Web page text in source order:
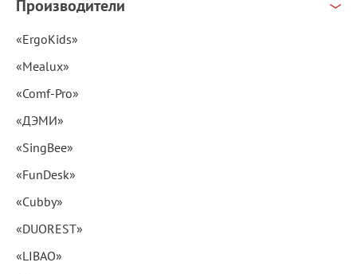
Производители
«ErgoKids»
«Mealux»
«Comf-Pro»
«ДЭМИ»
«SingBee»
«FunDesk»
«Cubby»
«DUOREST»
«LIBAO»